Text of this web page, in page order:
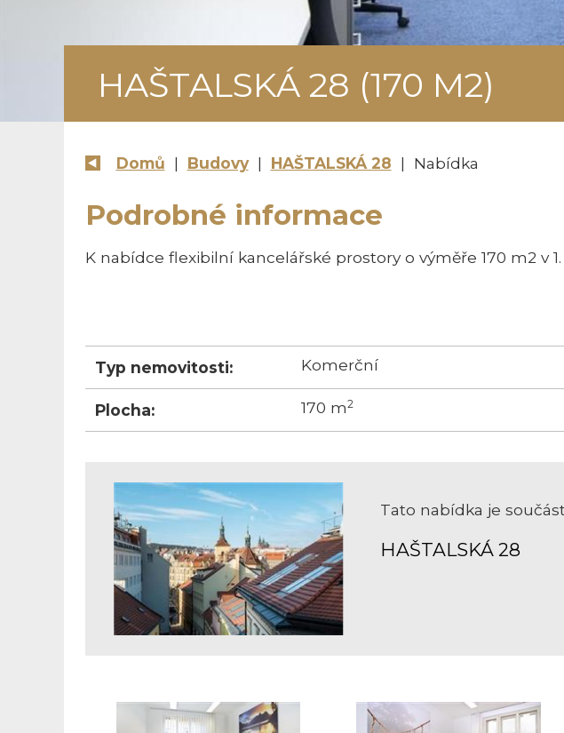
HAŠTALSKÁ 28 (170 M2)
Domů | Budovy| HAŠTALSKÁ 28 | Nabídka
Podrobné informace
K nabídce flexibilní kancelářské prostory o výměře 170 m2 v
Typ nemovitosti: Komerční
Plocha: 170 m2
Tato nabídka je
HAŠTALSKÁ 28